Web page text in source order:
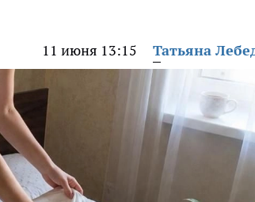
11 июня 13:15 Татьяна